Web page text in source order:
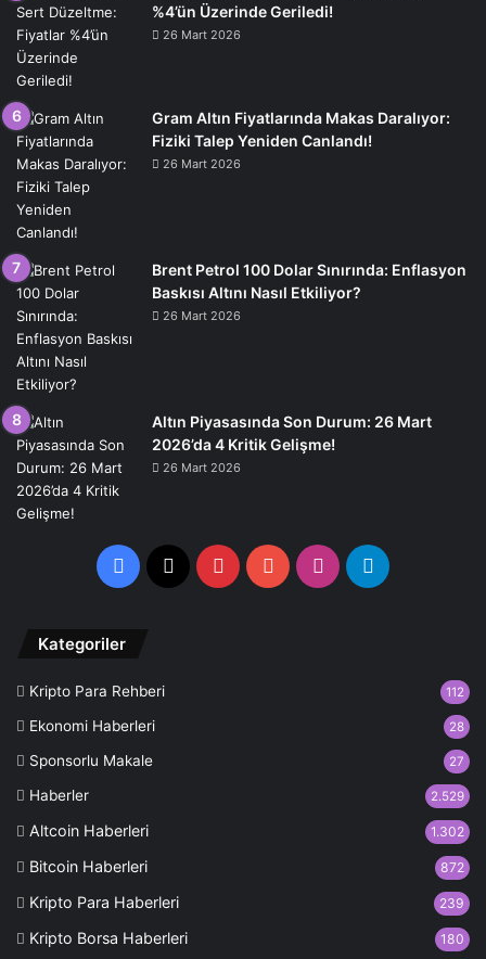
%4’ün Üzerinde Geriledi!
26 Mart 2026
Gram Altın Fiyatlarında Makas Daralıyor:
Fiziki Talep Yeniden Canlandı!
26 Mart 2026
Brent Petrol 100 Dolar Sınırında: Enflasyon
Baskısı Altını Nasıl Etkiliyor?
26 Mart 2026
Altın Piyasasında Son Durum: 26 Mart
2026’da 4 Kritik Gelişme!
26 Mart 2026
Facebook PinterestYouTubeInstagramTelegram
Kategoriler
Kripto Para Rehberi 112
Ekonomi Haberleri 28
Sponsorlu Makale 27
Haberler 2.529
Altcoin Haberleri 1.302
Bitcoin Haberleri 872
Kripto Para Haberleri 239
Kripto Borsa Haberleri 180